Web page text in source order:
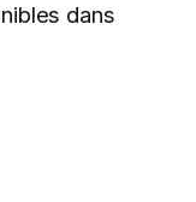
dans